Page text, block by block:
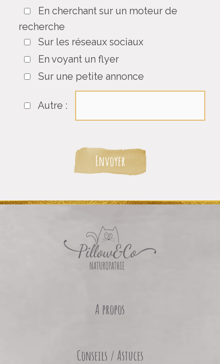
En cherchant sur un moteur de
recherche
Sur les réseaux sociaux
En voyant un flyer
Sur une petite annonce
Autre :
A propos
Conseils / Astuces